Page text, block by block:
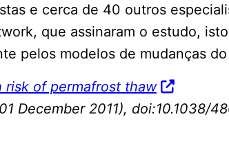
e cerca de 40 outros
que assinaram o estudo,
pelos modelos de mudanças
risk of permafrost thaw
December 2011), doi:10.1038/